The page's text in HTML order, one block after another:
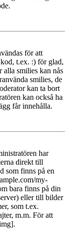
för att
t.ex. :) för glad,
smilies kan nås
smilies, de
kan ta bort
kan också ha
får innehålla.
har
direkt till
som finns på en
my-
bara finns på din
eller till bilder
som t.ex.
m.m. För att